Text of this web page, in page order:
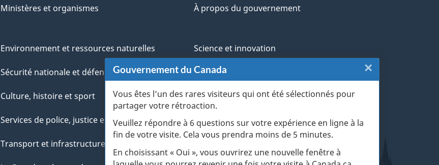
Gouvernement du Canada
Vous êtes l’un des rares visiteurs qui ont été sélectionnés pour
partager votre rétroaction.
Veuillez répondre à 6 questions sur votre expérience en ligne à la
fin de votre visite. Cela vous prendra moins de 5 minutes.
En choisissant « Oui », vous ouvrirez une nouvelle fenêtre à
×
Ministères et organismes À propos du gouvernement
Environnement et ressources naturelles
Sécurité nationale et défense
Culture, histoire et sport
Services de police, justice et urgences
Transport et infrastructure
Science et innovation
Autochtones
Vétérans et militaires
Jeunesse
Gérer les événements de la vie